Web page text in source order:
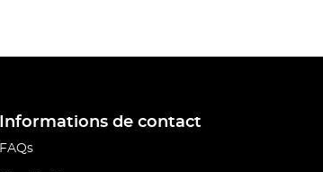
Informations de contact
FAQs